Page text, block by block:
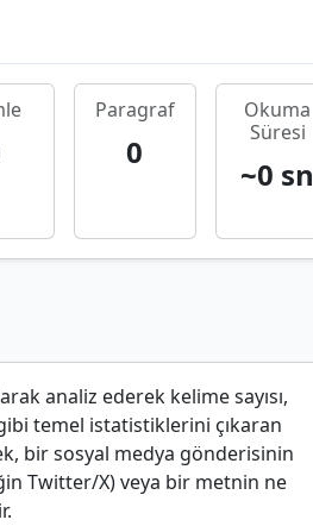
Paragraf
0
Okuma
Süresi
~0 sn
analiz ederek kelime sayısı,
temel istatistiklerini çıkaran
bir sosyal medya gönderisinin
Twitter/X) veya bir metnin ne